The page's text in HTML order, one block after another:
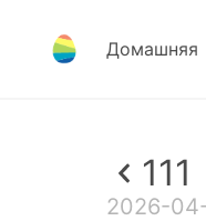
Домашняя
111
2026-